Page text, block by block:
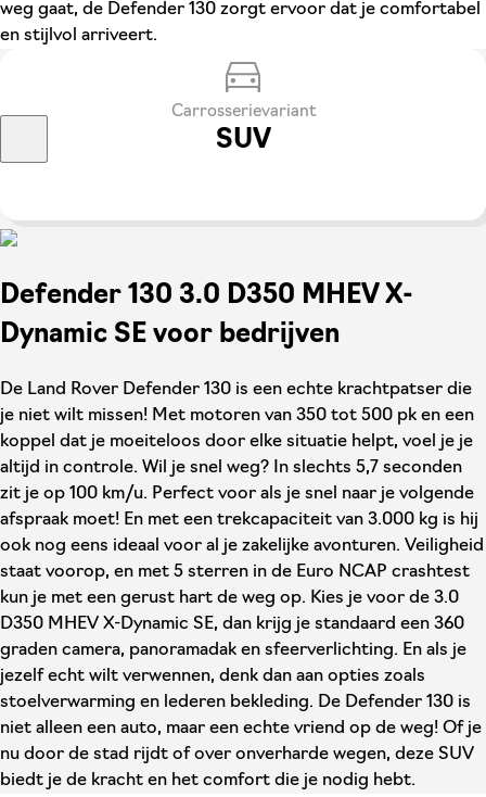
weg gaat, de Defender 130 zorgt ervoor dat je comfortabel
en stijlvol arriveert.
Carrosserievariant
SUV
Defender 130 3.0 D350 MHEV X-
Dynamic SE voor bedrijven
De Land Rover Defender 130 is een echte krachtpatser die
je niet wilt missen! Met motoren van 350 tot 500 pk en een
koppel dat je moeiteloos door elke situatie helpt, voel je je
altijd in controle. Wil je snel weg? In slechts 5,7 seconden
zit je op 100 km/u. Perfect voor als je snel naar je volgende
afspraak moet! En met een trekcapaciteit van 3.000 kg is hij
ook nog eens ideaal voor al je zakelijke avonturen. Veiligheid
staat voorop, en met 5 sterren in de Euro NCAP crashtest
kun je met een gerust hart de weg op. Kies je voor de 3.0
D350 MHEV X-Dynamic SE, dan krijg je standaard een 360
graden camera, panoramadak en sfeerverlichting. En als je
jezelf echt wilt verwennen, denk dan aan opties zoals
stoelverwarming en lederen bekleding. De Defender 130 is
niet alleen een auto, maar een echte vriend op de weg! Of je
nu door de stad rijdt of over onverharde wegen, deze SUV
biedt je de kracht en het comfort die je nodig hebt.